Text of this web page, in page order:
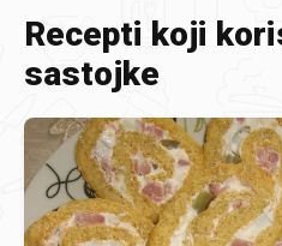
Recepti koji
sastojke